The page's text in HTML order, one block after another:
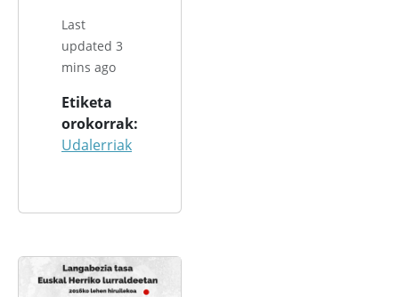
Last
updated 3
mins ago
Etiketa
orokorrak
Udalerriak